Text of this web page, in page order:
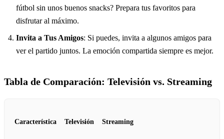
fútbol sin unos buenos snacks? Prepara tus favoritos para
disfrutar al máximo.
Invita a Tus Amigos: Si puedes, invita a algunos amigos para
ver el partido juntos. La emoción compartida siempre es mejor.
Tabla de Comparación: Televisión vs. Streaming
Característica Televisión Streaming